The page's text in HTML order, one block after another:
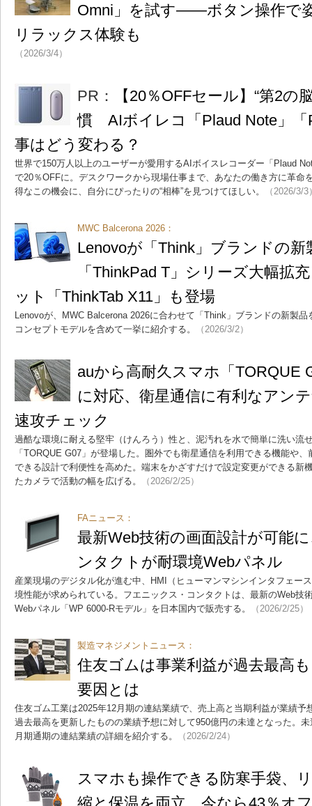
Omni」を試す――ボタン操作で
リラックス体験も
（2026/3/4）
PR：
【20％OFFセール】“第2の
慣 AIボイレコ「Plaud Note」「
事はどう変わる？
世界で150万人以上のユーザーが愛用するAIボイスレコーダー「Plaud
で20％OFFに。デスクワークから現場仕事まで、あなたの働き方に革命
得なこの機会に、自分にぴったりの“相棒”を見つけてほしい。
（2026/3/3
MWC Balcerona 2026：
Lenovoが「Think」ブランドの
「ThinkPad T」シリーズ大幅拡
ット「ThinkTab X11」も登場
Lenovoが、MWC Balcerona 2026に合わせて「Think」ブランドの新製
コンセプトモデルを含めて一挙に紹介する。
（2026/3/2）
auから高耐久スマホ「
に対応、衛星通信に有利なアン
速攻チェック
過酷な環境に耐える堅牢（けんろう）性と、泥汚れを水で簡単に洗い流
「TORQUE G07」が登場した。圏外でも衛星通信を利用できる機能や
できる設計で利便性を高めた。端末をかざすだけで設定変更ができる新
たカメラで活動の幅を広げる。
（2026/2/25）
FAニュース：
最新Web技術の画面設計が可能
ンタクトが耐環境Webパネル
産業現場のデジタル化が進む中、HMI（ヒューマンマシンインタフェー
境性能が求められている。フエニックス・コンタクトは、最新のWeb技
Webパネル「WP 6000-Rモデル」を日本国内で販売する。
（2026/2/25）
製造マネジメントニュース：
住友ゴムは事業利益が過去最高
要因とは
住友ゴム工業は2025年12月期の連結業績で、売上高と当期利益が業績予
過去最高を更新したものの業績予想に対して950億円の未達となった。
月期通期の連結業績の詳細を紹介する。
（2026/2/24）
スマホも操作できる防寒手袋、